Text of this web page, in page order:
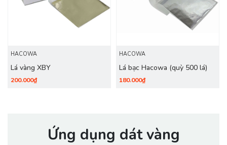
HACOWA
Lá vàng XBY
200.000₫
HACOWA
Lá bạc Hacowa (quỳ 500 lá)
180.000₫
Ứng dụng dát vàng